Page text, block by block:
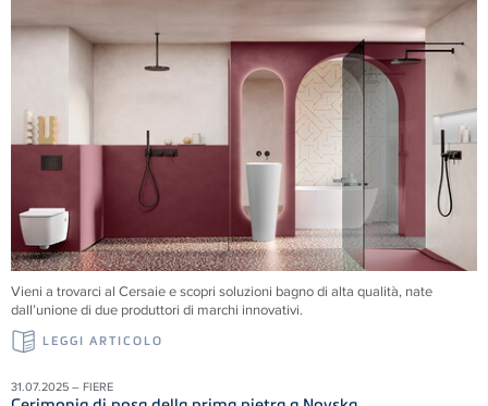
Vieni a trovarci al Cersaie e scopri soluzioni bagno di alta qualità, nate
dall’unione di due produttori di marchi innovativi.
LEGGI ARTICOLO
31.07.2025 – FIERE